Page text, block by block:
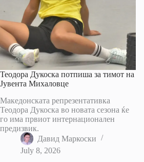
Теодора Дукоска потпиша за тимот на
Јувента Михаловце
Македонската репрезентативка
Теодора Дукоска во новата сезона ќе
го има првиот интернационален
предизвик.
Давид Маркоски
July 8, 2026